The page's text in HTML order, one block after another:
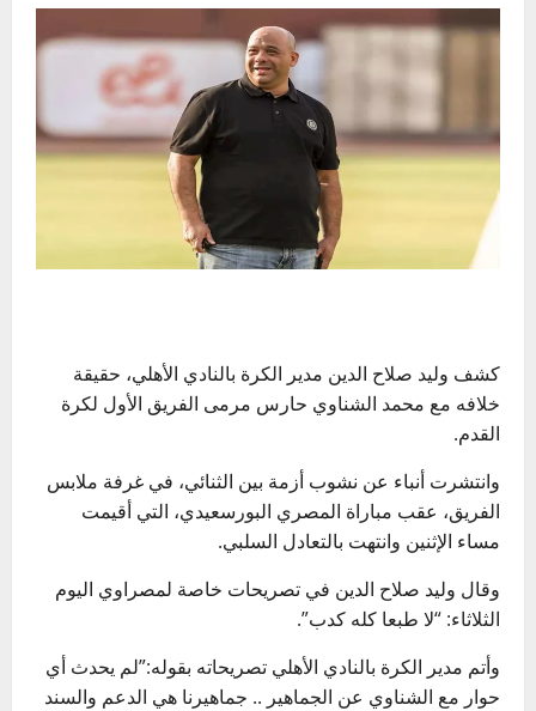
كشف وليد صلاح الدين مدير الكرة بالنادي الأهلي، حقيقة
خلافه مع محمد الشناوي حارس مرمى الفريق الأول لكرة
القدم.
وانتشرت أنباء عن نشوب أزمة بين الثنائي، في غرفة ملابس
الفريق، عقب مباراة المصري البورسعيدي، التي أقيمت
مساء الإثنين وانتهت بالتعادل السلبي.
وقال وليد صلاح الدين في تصريحات خاصة لمصراوي اليوم
الثلاثاء: “لا طبعا كله كدب”.
وأتم مدير الكرة بالنادي الأهلي تصريحاته بقوله:”لم يحدث أي
حوار مع الشناوي عن الجماهير .. جماهيرنا هي الدعم والسند